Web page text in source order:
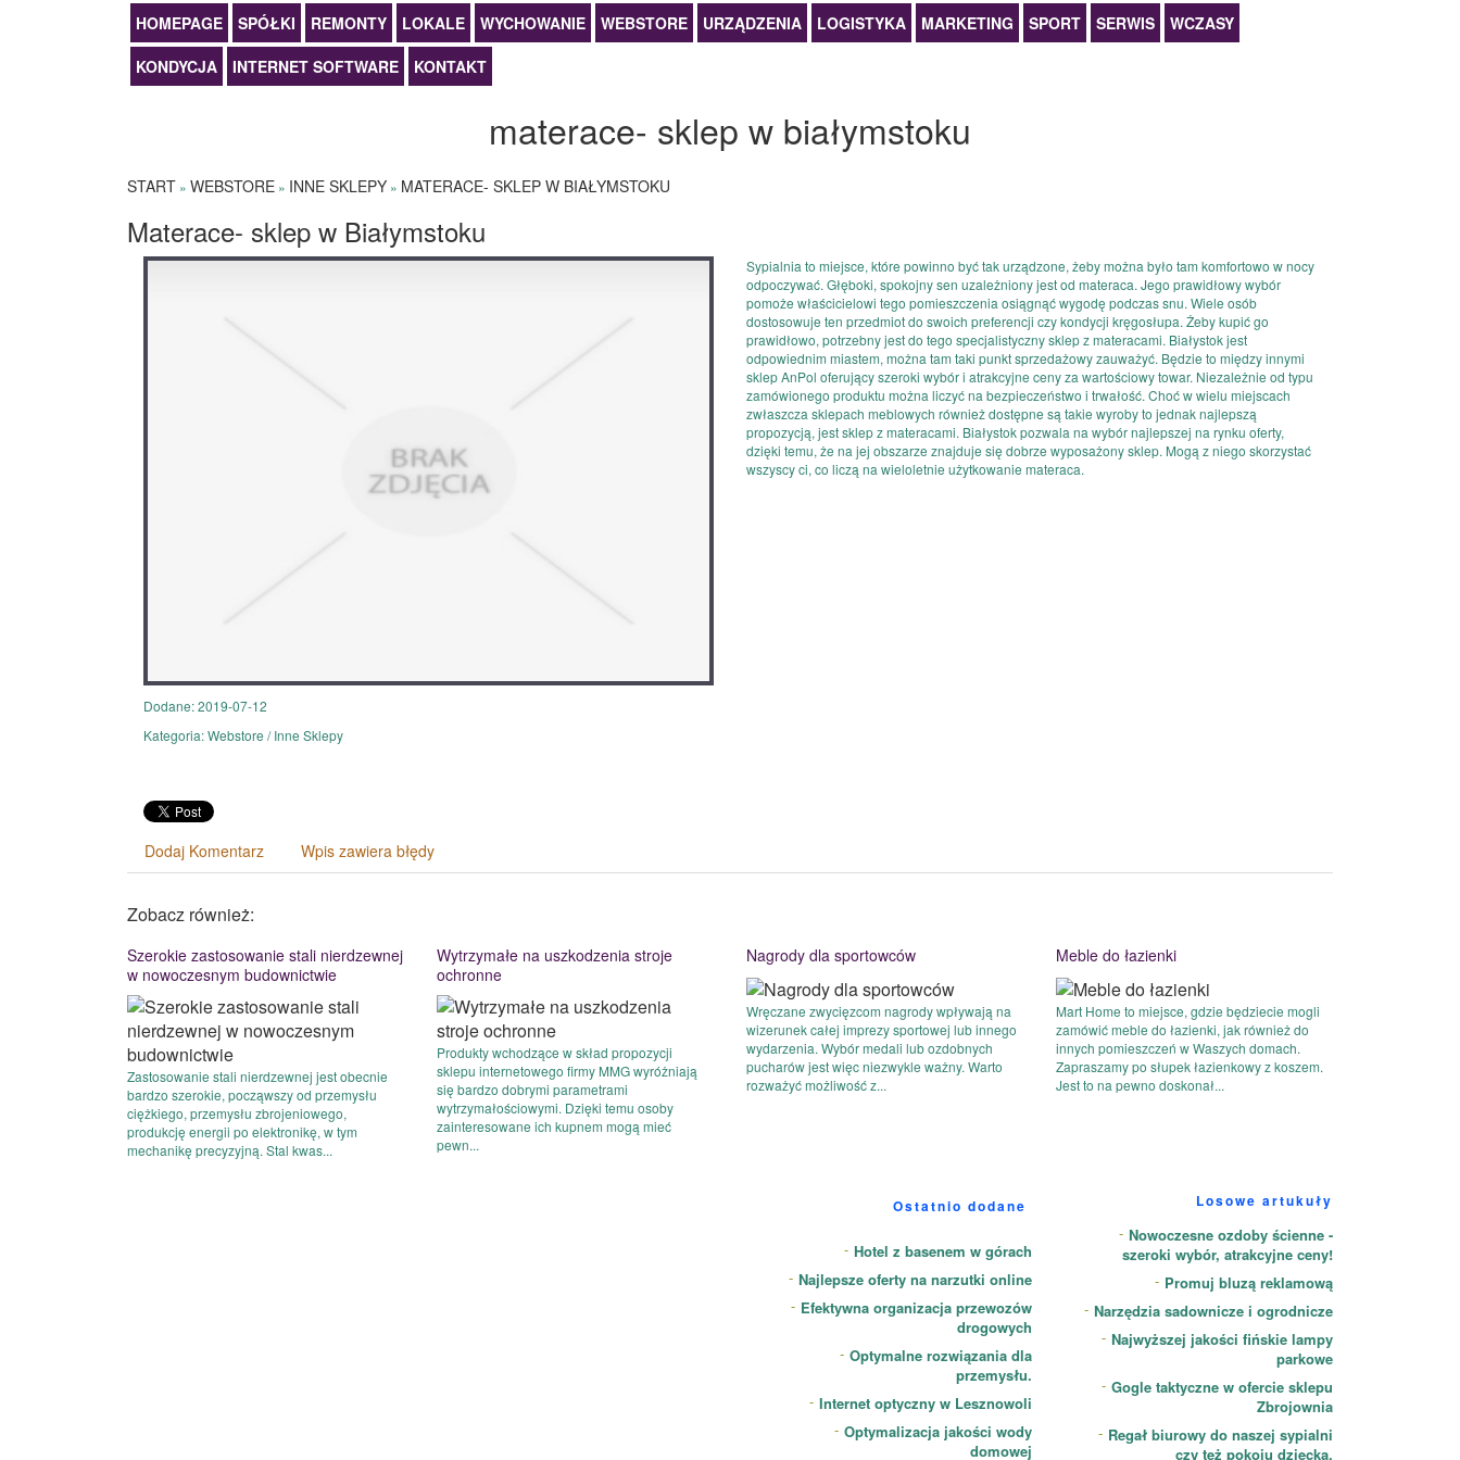
HOMEPAGE SPÓŁKI REMONTY LOKALE WYCHOWANIE WEBSTORE URZĄDZENIA LOGISTYKA MARKETING SPORT SERWIS
WCZASY
KONDYCJA
INTERNET SOFTWARE KONTAKT
materace- sklep w białymstoku
START » WEBSTORE » INNE SKLEPY » MATERACE- SKLEP W BIAŁYMSTOKU
Materace- sklep w Białymstoku
Sypialnia to miejsce, które powinno być tak urządzone, żeby można było tam komfortowo w nocy
odpoczywać. Głęboki, spokojny sen uzależniony jest od materaca. Jego prawidłowy wybór
pomoże właścicielowi tego pomieszczenia osiągnąć wygodę podczas snu. Wiele osób
dostosowuje ten przedmiot do swoich preferencji czy kondycji kręgosłupa. Żeby kupić go
prawidłowo, potrzebny jest do tego specjalistyczny sklep z materacami. Białystok jest
odpowiednim miastem, można tam taki punkt sprzedażowy zauważyć. Będzie to między innymi
sklep AnPol oferujący szeroki wybór i atrakcyjne ceny za wartościowy towar. Niezależnie od typu
zamówionego produktu można liczyć na bezpieczeństwo i trwałość. Choć w wielu miejscach
zwłaszcza sklepach meblowych również dostępne są takie wyroby to jednak najlepszą
propozycją, jest sklep z materacami. Białystok pozwala na wybór najlepszej na rynku oferty,
dzięki temu, że na jej obszarze znajduje się dobrze wyposażony sklep. Mogą z niego skorzystać
wszyscy ci, co liczą na wieloletnie użytkowanie materaca.
Dodane: 2019-07-12
Kategoria: Webstore / Inne Sklepy
Dodaj Komentarz Wpis zawiera błędy
Zobacz również:
Szerokie zastosowanie stali nierdzewnej
w nowoczesnym budownictwie
Zastosowanie stali nierdzewnej jest obecnie
bardzo szerokie, począwszy od przemysłu
ciężkiego, przemysłu zbrojeniowego,
produkcję energii po elektronikę, w tym
mechanikę precyzyjną. Stal kwas...
Wytrzymałe na uszkodzenia stroje
ochronne
Produkty wchodzące w skład propozycji
sklepu internetowego firmy MMG wyróżniają
się bardzo dobrymi parametrami
wytrzymałościowymi. Dzięki temu osoby
zainteresowane ich kupnem mogą mieć
pewn...
Nagrody dla sportowców
Wręczane zwycięzcom nagrody wpływają na
wizerunek całej imprezy sportowej lub innego
wydarzenia. Wybór medali lub ozdobnych
pucharów jest więc niezwykle ważny. Warto
rozważyć możliwość z...
Meble do łazienki
Mart Home to miejsce, gdzie będziecie mogli
zamówić meble do łazienki, jak również do
innych pomieszczeń w Waszych domach.
Zapraszamy po słupek łazienkowy z koszem.
Jest to na pewno doskonał...
Ostatnio dodane
Hotel z basenem w górach
Najlepsze oferty na narzutki online
Efektywna organizacja przewozów
drogowych
Optymalne rozwiązania dla
przemysłu.
Internet optyczny w Lesznowoli
Optymalizacja jakości wody
domowej
Losowe artukuły
Nowoczesne ozdoby ścienne -
szeroki wybór, atrakcyjne ceny!
Promuj bluzą reklamową
Narzędzia sadownicze i ogrodnicze
Najwyższej jakości fińskie lampy
parkowe
Gogle taktyczne w ofercie sklepu
Zbrojownia
Regał biurowy do naszej sypialni
czy też pokoju dziecka.